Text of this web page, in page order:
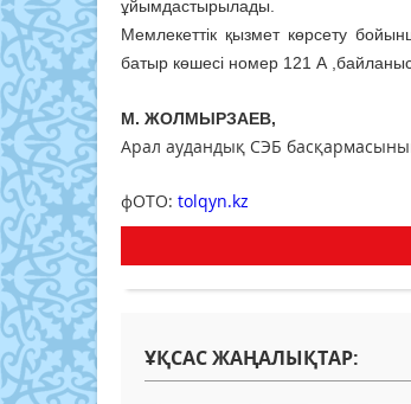
ұйымдастырылады.
Мемлекеттік қызмет көрсету
батыр көшесі номер 121 А
М. ЖОЛМЫРЗАЕВ,
Арал аудандық СЭБ
фОТО: ​ tolqyn.kz
ҰҚСАС ЖАҢАЛЫҚТАР: